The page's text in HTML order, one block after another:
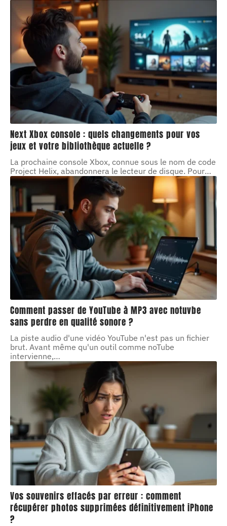
Next Xbox console : quels changements pour vos
jeux et votre bibliothèque actuelle ?
La prochaine console Xbox, connue sous le nom de code
Project Helix, abandonnera le lecteur de disque. Pour…
Comment passer de YouTube à MP3 avec notuvbe
sans perdre en qualité sonore ?
La piste audio d'une vidéo YouTube n'est pas un fichier
brut. Avant même qu'un outil comme noTube
intervienne,…
Vos souvenirs effacés par erreur : comment
récupérer photos supprimées définitivement iPhone
?